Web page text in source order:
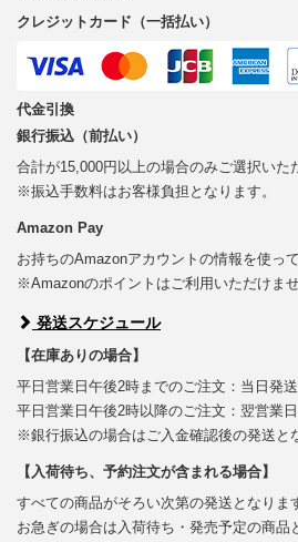
クレジットカード（一括払い）
代金引換
銀行振込（前払い）
合計が15,000円以上の場合のみご選択いた
※振込手数料はお客様負担となります。
Amazon Pay
お持ちのAmazonアカウントの情報を使っ
※Amazonのポイントはご利用いただけませ
発送スケジュール
【在庫ありの場合】
平日営業日午後2時までのご注文：当日発送
平日営業日午後2時以降のご注文：翌営業
※銀行振込の場合はご入金確認後の発送と
【入荷待ち、予約注文が含まれる場合】
すべての商品がそろい次第の発送となりま
お急ぎの場合は入荷待ち・発売予定の商品